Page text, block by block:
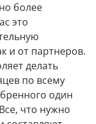
более
это
и от партнеров.
делать
по всему
один
что нужно